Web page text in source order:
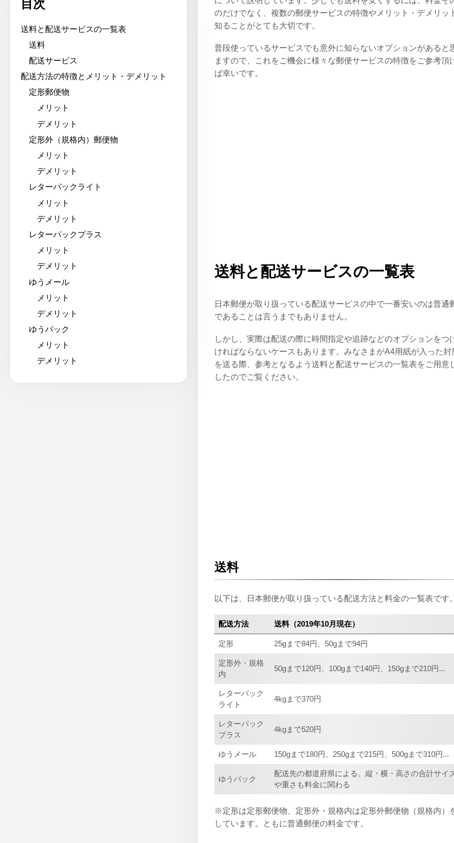
目次
送料と配送サービスの一覧表
送料
配送サービス
配送方法の特徴とメリット・デメリット
定形郵便物
メリット
デメリット
定形外（規格内）郵便物
メリット
デメリット
レターパックライト
メリット
デメリット
レターパックプラス
メリット
デメリット
ゆうメール
メリット
デメリット
ゆうパック
メリット
デメリット
のだけでなく、複数の郵便サービスの特徴やメリット・デメリッ
知ることがとても大切です。
普段使っているサービスでも意外に知らないオプションがあると
ますので、これをご機会に様々な郵便サービスの特徴をご参考頂
ば幸いです。
送料と配送サービスの一覧表
日本郵便が取り扱っている配送サービスの中で一番安いのは普通
であることは言うまでもありません。
しかし、実際は配送の際に時間指定や追跡などのオプションをつ
ければならないケースもあります。みなさまがA4用紙が入った封
を送る際、参考となるよう送料と配送サービスの一覧表をご用意
したのでご覧ください。
送料
以下は、日本郵便が取り扱っている配送方法と料金の一覧表です
配送方法 送料（2019年10月現在）
定形 25gまで84円、50gまで94円
定形外・規格
内
50gまで120円、100gまで140円、150gまで210円...
レターパック
ライト
4kgまで370円
レターパック
プラス
4kgまで520円
ゆうメール 150gまで180円、250gまで215円、500gまで310円...
ゆうパック
配送先の都道府県による。縦・横・高さの合計サイ
や重さも料金に関わる
※定形は定形郵便物、定形外・規格内は定形外郵便物（規格内）
しています。ともに普通郵便の料金です。